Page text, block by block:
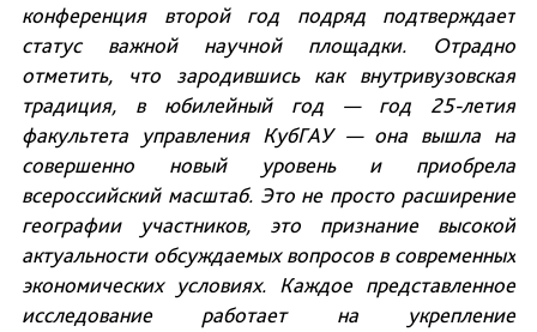
конференция второй год подряд подтверждает
статус важной научной площадки. Отрадно
отметить, что зародившись как внутривузовская
традиция, в юбилейный год — год 25-летия
факультета управления КубГАУ — она вышла на
совершенно новый уровень и приобрела
всероссийский масштаб. Это не просто расширение
географии участников, это признание высокой
актуальности обсуждаемых вопросов в современных
экономических условиях. Каждое представленное
исследование работает на укрепление